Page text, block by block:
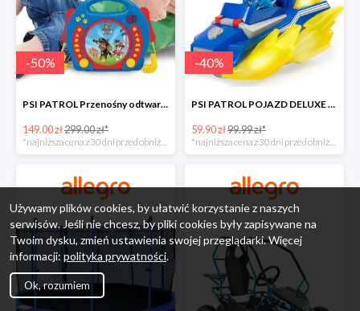
-50%
PSI PATROL Przenośny odtwarzacz CD Karaoke PAW -50%
149.00 zł299.00 zł*
*najniższa cena z 30 dni przed obniżką
-40%
PSI PATROL POJAZD DELUXE FIGURKA CHASE MIGHTY PUPS -40%
59.90 zł99.99 zł*
*najniższa cena z 30 dni przed obniżką
Używamy plików cookies, by ułatwić korzystanie z naszych
serwisów. Jeśli nie chcesz, by pliki cookies były zapisywane na
Twoim dysku, zmień ustawienia swojej przeglądarki. Więcej
informacji: polityka prywatności.
Ok, rozumiem